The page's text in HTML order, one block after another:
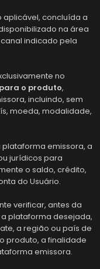
concluída a
na área
indicado pela
no
o produto,
incluindo, sem
moeda, modalidade,
emissora, a
jurídicos para
o saldo, crédito,
do Usuário.
verificar, antes da
plataforma desejada,
a região ou país de
produto, a finalidade
emissora.